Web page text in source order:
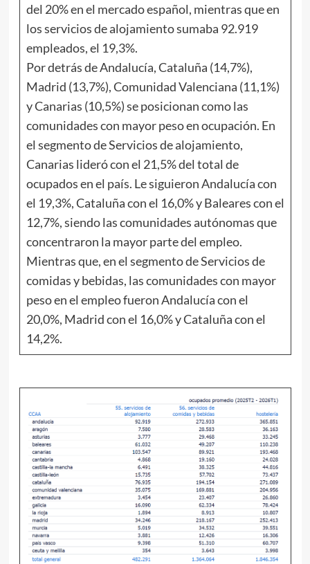
del 20% en el mercado español, mientras que en
los servicios de alojamiento sumaba 92.919
empleados, el 19,3%.
Por detrás de Andalucía, Cataluña (14,7%),
Madrid (13,7%), Comunidad Valenciana (11,1%)
y Canarias (10,5%) se posicionan como las
comunidades con mayor peso en ocupación. En
el segmento de Servicios de alojamiento,
Canarias lideró con el 21,5% del total de
ocupados en el país. Le siguieron Andalucía con
el 19,3%, Cataluña con el 16,0% y Baleares con el
12,7%, siendo las comunidades autónomas que
concentraron la mayor parte del empleo.
Mientras que, en el segmento de Servicios de
comidas y bebidas, las comunidades con mayor
peso en el empleo fueron Andalucía con el
20,0%, Madrid con el 16,0% y Cataluña con el
14,2%.